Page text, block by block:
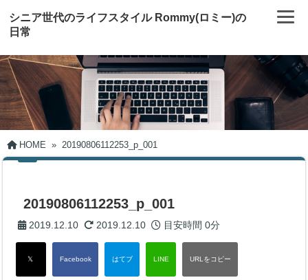
シニア世代のライフスタイル Rommy(ロミー)の
日常
HOME » 20190806112253_p_001
20190806112253_p_001
2019.12.10 2019.12.10 目安時間0分